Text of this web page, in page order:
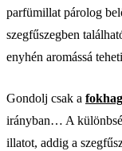
parfümillat párolog
szegfűszegben
enyhén aromássá
Gondolj csak a
irányban… A
illatot, addig a